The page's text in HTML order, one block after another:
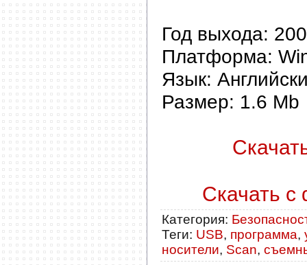
Год выхода:
Платформа:
Язык:
Размер: 1.6 Mb
Скачать с
Категория:
Теги: USB, программа,
носители, Scan,